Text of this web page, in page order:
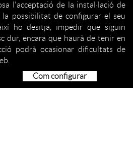
l'acceptació de la instal·lació de
la possibilitat de configurar el seu
ho desitja, impedir que siguin
dur, encara que haurà de tenir en
podrà ocasionar dificultats de
Com configurar